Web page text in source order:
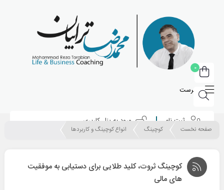
فهرست
ثبت نام ورود به پنل کاربری
0
صفحه نخست کوچینگ انواع کوچینگ و کاربردها
کوچینگ ثروت، کلید طلایی برای دستیابی به موفقیت
های مالی